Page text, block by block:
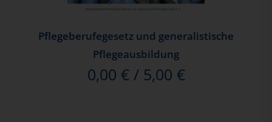
Pflegeberufegesetz und generalistische
Pflegeausbildung
0,00 €/ 5,00 €